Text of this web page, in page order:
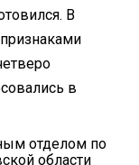
В
в
отделом по
области